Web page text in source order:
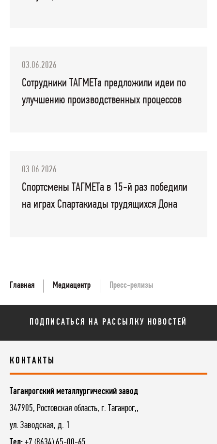
03.06.2026
Сотрудники ТАГМЕТа предложили идеи по
улучшению производственных процессов
03.06.2026
Спортсмены ТАГМЕТа в 15-й раз победили
на играх Спартакиады трудящихся Дона
Главная Медиацентр Пресс-релизы
ПОДПИСАТЬСЯ НА РАССЫЛКУ НОВОСТЕЙ
КОНТАКТЫ
Таганрогский металлургический завод
347905, Ростовская область, г. Таганрог,,
ул. Заводская, д. 1